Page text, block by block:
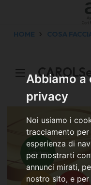
Abbiamo a
privacy
Noi usiamo i
tracciamento
esperienza di
per mostrarti
annunci mirati,
nostro sito, e
HOME COSA